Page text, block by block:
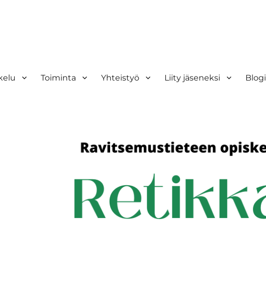
Toiminta Yhteistyö Liity jäseneksi Blogi